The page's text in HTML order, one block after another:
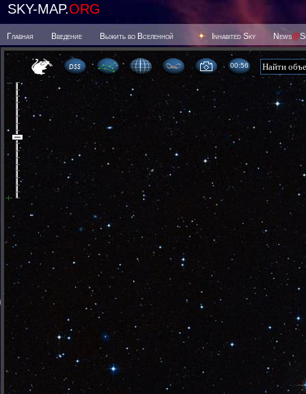
SKY-MAP.ORG
Главная Введение Выжить во Вселенной Inhabited Sky News@
00 56